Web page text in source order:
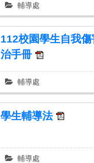
輔導處
112校園學生自我傷
治手冊
輔導處
學生輔導法
輔導處